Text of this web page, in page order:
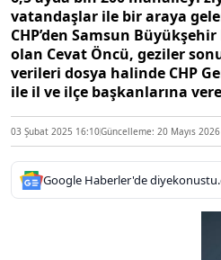
vatandaşlar ile bir araya
CHP’den Samsun
olan Cevat Öncü, geziler
verileri dosya halinde CHP
ile il ve ilçe başkanlarına
03 Şubat 2025 16:10Güncelleme: 20 Mayıs
Google Haberler'de